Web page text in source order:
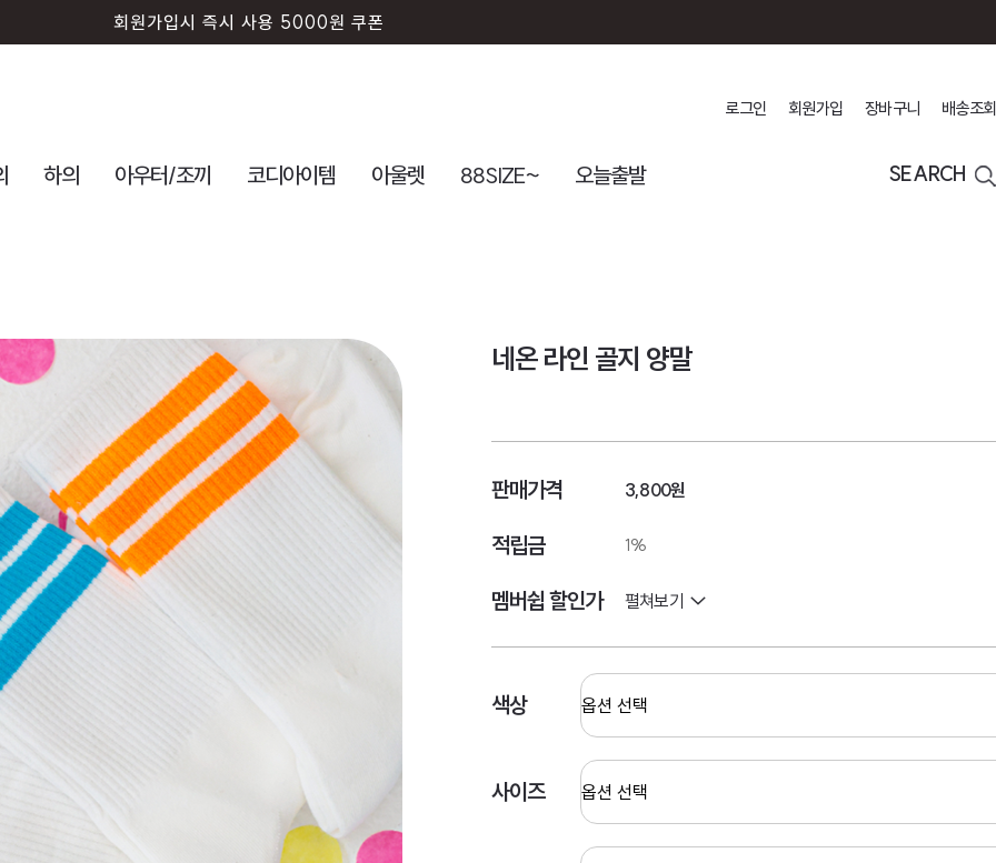
회원가입시 즉시 사용 5000원 쿠폰
로그인 회원가입 장바구니 배송조회
하의 아우터/조끼 코디아이템 아울렛 88SIZE~ 오늘출발 SEARCH
네온 라인 골지 양말
판매가격 3,800원
적립금 1%
멤버쉽 할인가 펼쳐보기
색상
사이즈